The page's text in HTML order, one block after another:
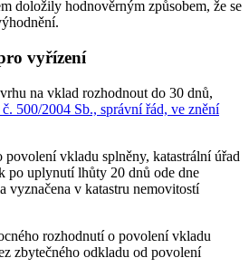
doložily hodnověrným způsobem, že se
vyřízení
na vklad rozhodnout do 30 dnů,
500/2004 Sb., správní řád, ve znění
vkladu splněny, katastrální úřad
po uplynutí lhůty 20 dnů ode dne
vyznačena v katastru nemovitostí
rozhodnutí o povolení vkladu
zbytečného odkladu od povolení